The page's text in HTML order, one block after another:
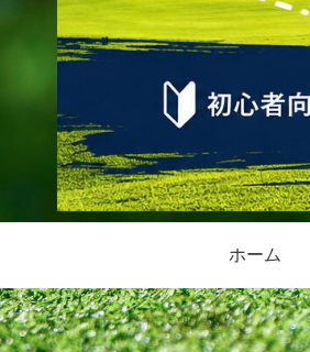
ホーム